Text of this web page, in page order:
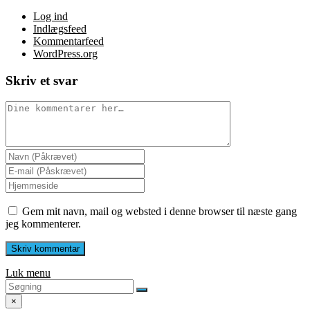
Log ind
Indlægsfeed
Kommentarfeed
WordPress.org
Skriv et svar
Gem mit navn, mail og websted i denne browser til næste gang
jeg kommenterer.
Luk menu
×